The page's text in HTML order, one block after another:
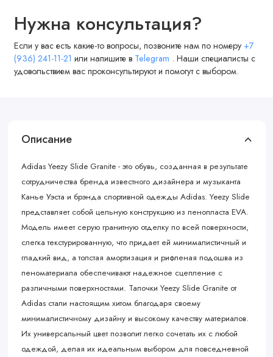
Нужна консультация?
Если у вас есть какие-то вопросы, позвоните нам по номеру +7
(936) 241-11-21 или напишите в Telegram . Наши специалисты с
удовольствием вас проконсультируют и помогут с выбором.
Описание
Adidas Yeezy Slide Granite - это обувь, созданная в результате
сотрудничества бренда известного дизайнера и музыканта
Канье Уэста и брэнда спортивной одежды Adidas. Yeezy Slide
представляет собой цельную конструкцию из пенопласта EVA.
Модель имеет cерую гранитную отделку по всей поверхности,
слегка текстурированную, что придает ей минималистичный и
гладкий вид, а толстая амортизация и рифленая подошва из
пеноматериала обеспечивают надежное сцепление с
различными поверхностями. Тапочки Yeezy Slide Granite от
Adidas стали настоящим хитом благодаря своему
минималистичному дизайну и высокому качеству материалов.
Их универсальный цвет позволит легко сочетать их с любой
одеждой, делая их идеальным выбором для повседневной